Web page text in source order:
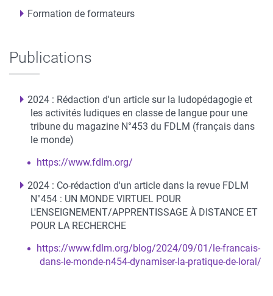
Formation de formateurs
Publications
2024 : Rédaction d'un article sur la ludopédagogie et
les activités ludiques en classe de langue pour une
tribune du magazine N°453 du FDLM (français dans
le monde)
https://www.fdlm.org/
2024 : Co-rédaction d'un article dans la revue FDLM
N°454 : UN MONDE VIRTUEL POUR
L'ENSEIGNEMENT/APPRENTISSAGE À DISTANCE ET
POUR LA RECHERCHE
https://www.fdlm.org/blog/2024/09/01/le-francais-
dans-le-monde-n454-dynamiser-la-pratique-de-loral/